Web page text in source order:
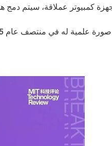
كمبيوتر عملاقة، سيتم